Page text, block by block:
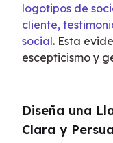
logotipos de
cliente,
social. Esta
escepticismo y
Diseña una
Clara y